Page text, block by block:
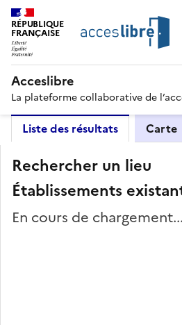
RÉPUBLIQUE
FRANÇAISE
Acceslibre
La plateforme collaborative de
Liste des résultats Carte
Rechercher un lieu
Établissements
En cours de chargement...